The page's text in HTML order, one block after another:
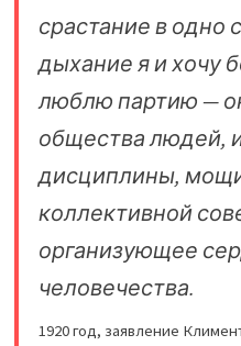
срастание в одно
дыхание я и хочу
люблю партию —
общества людей,
дисциплины,
коллективной
организующее
человечества.
1920 год, заявление